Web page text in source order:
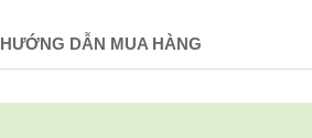
HƯỚNG DẪN MUA HÀNG